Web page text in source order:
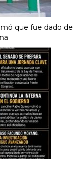
que fue dado de